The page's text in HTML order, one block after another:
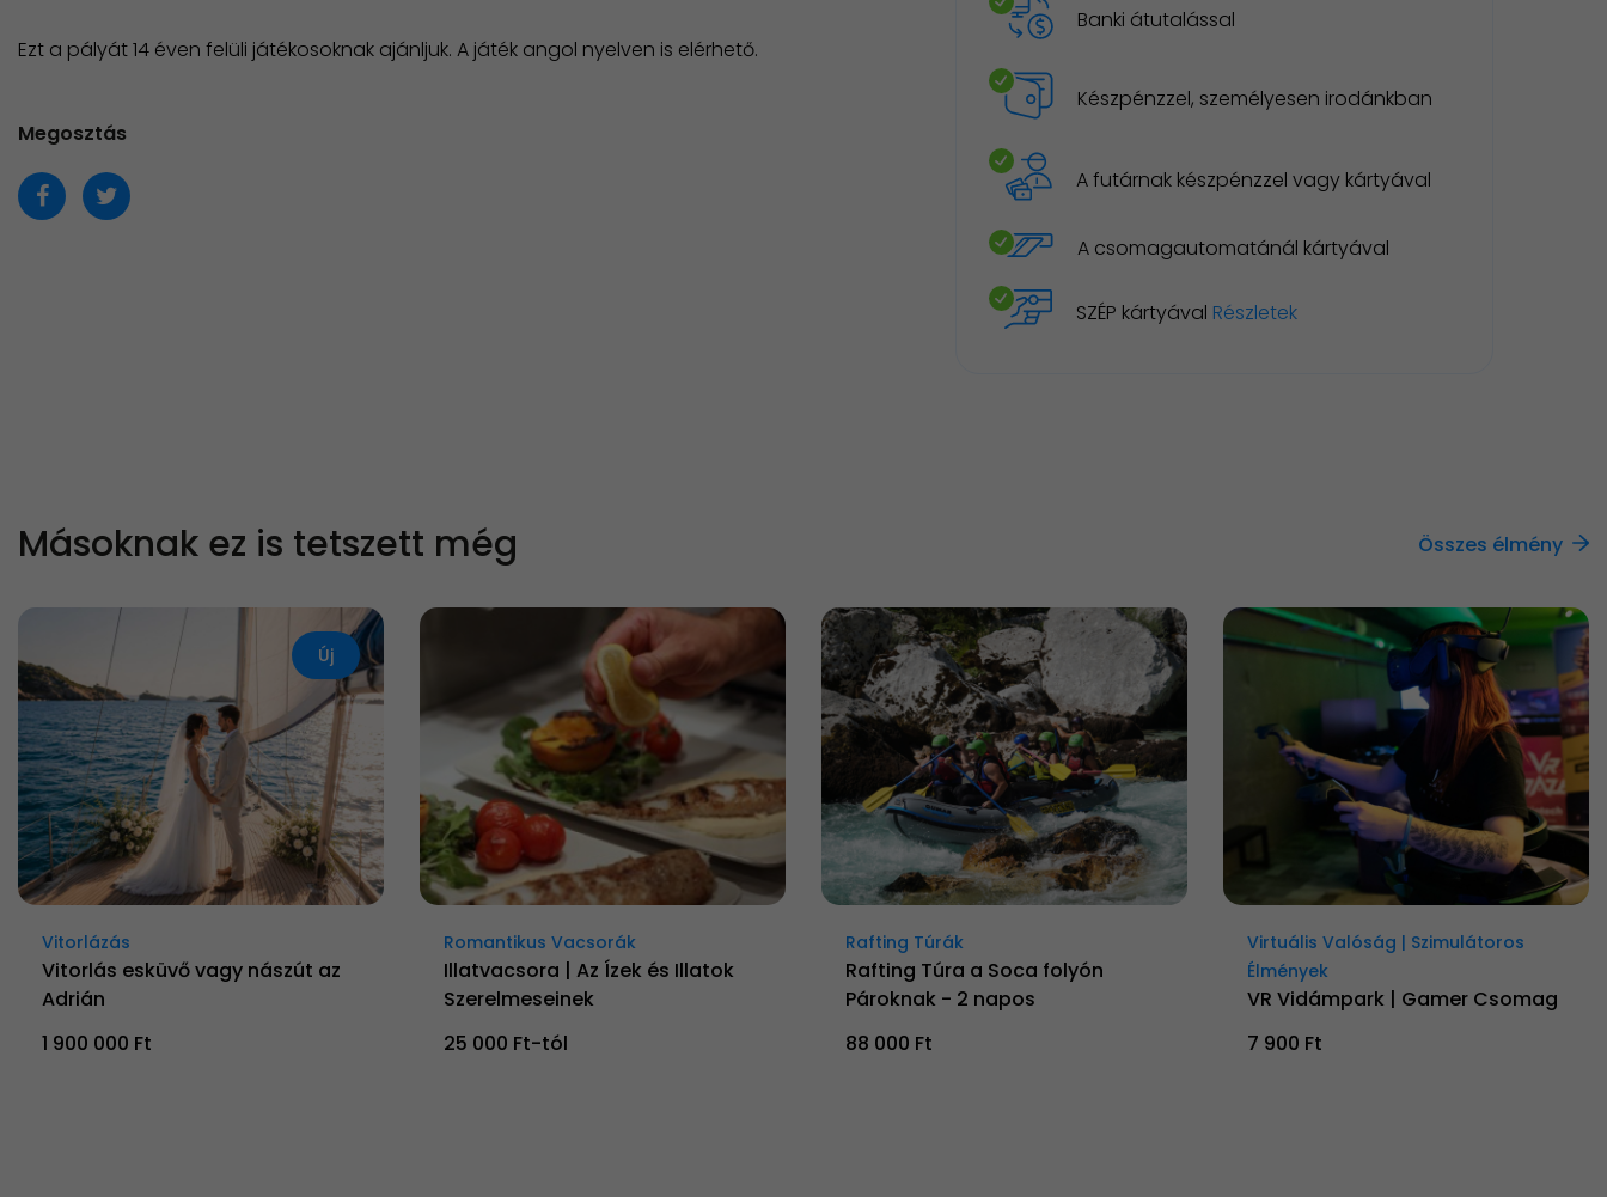
Ezt a pályát 14 éven felüli játékosoknak ajánljuk. A játék angol nyelven is elérhető.
Megosztás
Banki átutalással
Készpénzzel, személyesen irodánkban
A futárnak készpénzzel vagy kártyával
A csomagautomatánál kártyával
SZÉP kártyával Részletek
Másoknak ez is tetszett még Összes élmény
Új
Vitorlázás
Vitorlás esküvő vagy nászút az
Adrián
1 900 000 Ft
Romantikus Vacsorák
Illatvacsora | Az Ízek és Illatok
Szerelmeseinek
25 000 Ft-tól
Rafting Túrák
Rafting Túra a Soca folyón
Pároknak - 2 napos
88 000 Ft
Virtuális Valóság | Szimulátoros
Élmények
VR Vidámpark | Gamer Csomag
7 900 Ft